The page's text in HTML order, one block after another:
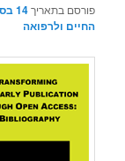
פורסם בתאריך14 בספטמבר 2010
החיים ולרפואה